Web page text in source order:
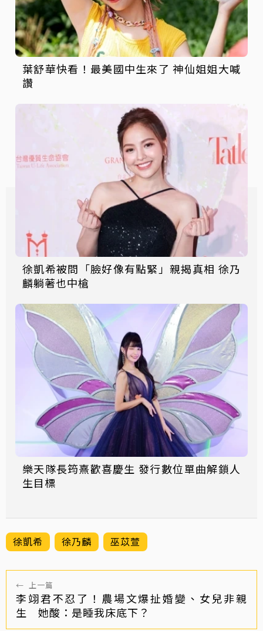
葉舒華快看！最美國中生來了 神仙姐姐大喊
讚
徐凱希被問「臉好像有點緊」親揭真相 徐乃
麟躺著也中槍
樂天隊長筠熹歡喜慶生 發行數位單曲解鎖人
生目標
徐凱希 徐乃麟 巫苡萱
← 上一篇
李翊君不忍了！農場文爆扯婚變、女兒非親
生 她酸：是睡我床底下？